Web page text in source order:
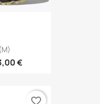
€
favorite_border